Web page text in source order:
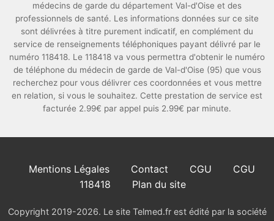
médecins de garde du département Val-d'Oise et des
professionnels de santé. Les informations données sur ce site
sont délivrées à titre purement indicatif, en complément du
service de renseignements téléphoniques payant délivré par le
numéro 118418. Le 118418 va vous permettra d'obtenir le numéro
de téléphone du médecin de garde de Val-d'Oise (95) que vous
recherchez pour vous délivrer ces coordonnées et vous mettre
en relation, si vous le souhaitez. Cette prestation de service est
facturée 2.99€ par appel puis 2.99€ par minute.
Mentions Légales Contact CGU
CGU
118418
Plan du site
Copyright 2019-2026. Le site Telmed.fr est édité par la société